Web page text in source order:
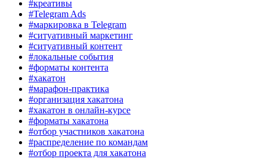
#креативы
#Telegram Ads
#маркировка в Telegram
#ситуативный маркетинг
#ситуативный контент
#локальные события
#форматы контента
#хакатон
#марафон-практика
#организация хакатона
#хакатон в онлайн-курсе
#форматы хакатона
#отбор участников хакатона
#распределение по командам
#отбор проекта для хакатона